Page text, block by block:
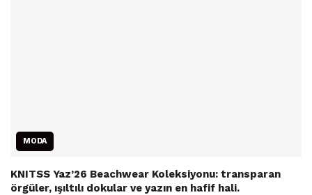
MODA
KNITSS Yaz’26 Beachwear Koleksiyonu: transparan
örgüler, ışıltılı dokular ve yazın en hafif hali.